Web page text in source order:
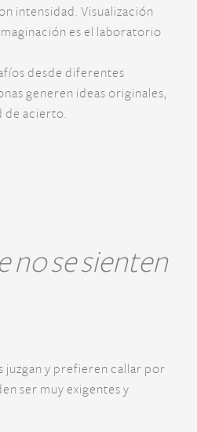
intensidad. Visualización
es el laboratorio
desde diferentes
generen ideas originales,
de acierto.
no se sienten
juzgan y prefieren callar por
ser muy exigentes y